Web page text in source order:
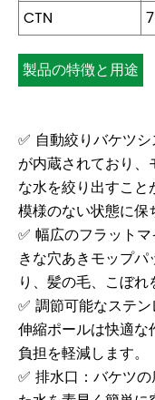
CTN
製品の特徴と用途
✅ 自動絞りバケツ
が内蔵されており
な水を絞り出すこ
模様のな​​い状態に保
✅ 幅広のフラット
きな穴あきモップ
り、髪の毛、こぼれ
✅ 調節可能なステ
伸縮ポールは快適
負担を軽減します。
✅ 排水口：バケツ